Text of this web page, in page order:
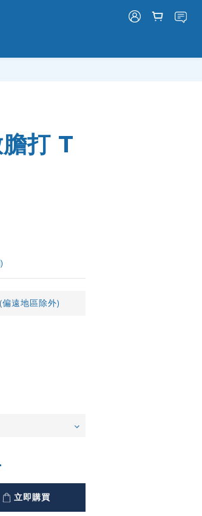
打 T
遠地區除外)
立即購買